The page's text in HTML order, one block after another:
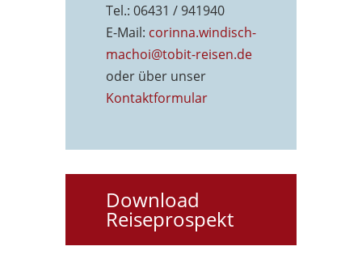
Tel.: 06431 / 941940
E-Mail: corinna.windisch-
machoi@tobit-reisen.de
oder über unser
Kontaktformular
Download
Reiseprospekt